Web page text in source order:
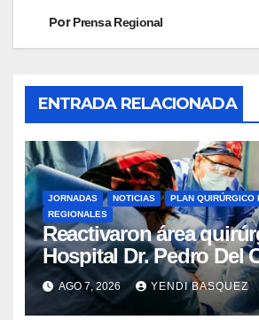
PorPrensa Regional
ENTRADA RELACIONADA
JORNADAS NOTICIAS
PLAN QUIRÚRGICO
REGIONALES
Reactivaron área
Hospital Dr. Pedro Del
Guárico
AGO 7, 2026 YENDI BASQUEZ